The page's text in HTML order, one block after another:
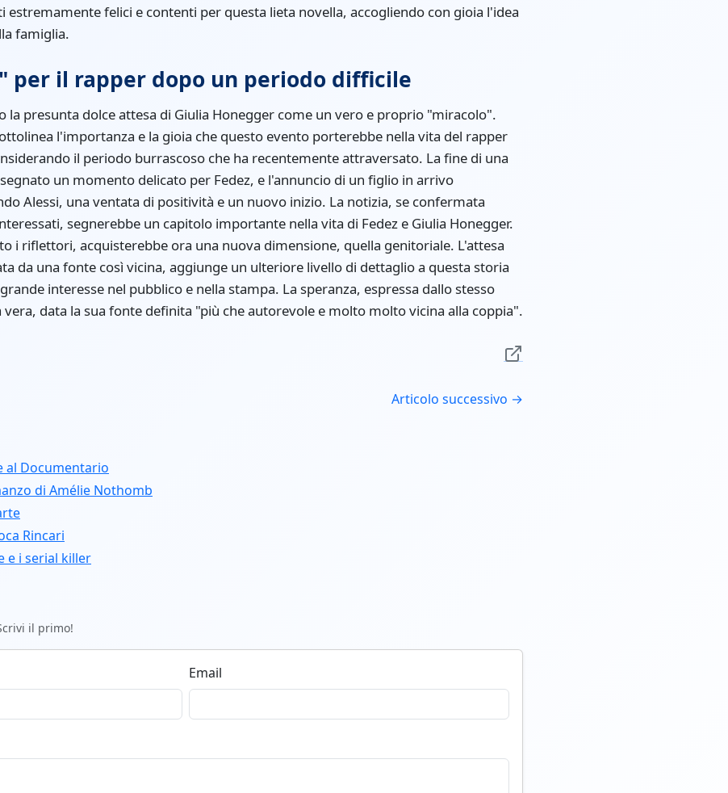
estremamente felici e contenti per questa lieta novella, accogliendo con gioia l'idea
famiglia.
per il rapper dopo un periodo difficile
la presunta dolce attesa di Giulia Honegger come un vero e proprio "miracolo".
l'importanza e la gioia che questo evento porterebbe nella vita del rapper
il periodo burrascoso che ha recentemente attraversato. La fine di una
un momento delicato per Fedez, e l'annuncio di un figlio in arrivo
Alessi, una ventata di positività e un nuovo inizio. La notizia, se confermata
segnerebbe un capitolo importante nella vita di Fedez e Giulia Honegger.
i riflettori, acquisterebbe ora una nuova dimensione, quella genitoriale. L'attesa
da una fonte così vicina, aggiunge un ulteriore livello di dettaglio a questa storia
interesse nel pubblico e nella stampa. La speranza, espressa dallo stesso
vera, data la sua fonte definita "più che autorevole e molto molto vicina alla coppia".
Articolo successivo →
al Documentario
di Amélie Nothomb
Rincari
e i serial killer
il primo!
Email